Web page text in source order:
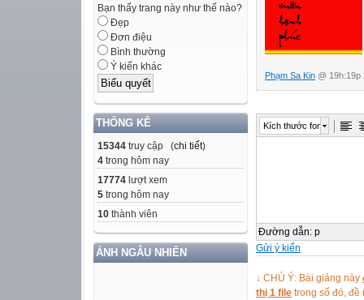
Bạn thấy trang này như thế nào?
Đẹp
Đơn điệu
Bình thường
Ý kiến khác
THỐNG KÊ
15344 truy cập (chi tiết)
4 trong hôm nay
17774 lượt xem
5 trong hôm nay
10 thành viên
ẢNH NGẪU NHIÊN
Phạm Sa Kin @ 19h:19p
Kích thước font
Đường dẫn: p
Gửi ý kiến
↓ CHÚ Ý: Bài giảng này
thị 1 file trong số đó, đề